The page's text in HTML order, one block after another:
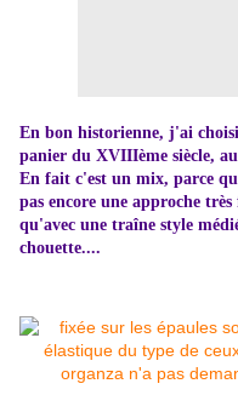
En bon historienne, j'ai
panier du XVIIIème siècle,
En fait c'est un mix, parce
pas encore une approche
qu'avec une traîne style
chouette....